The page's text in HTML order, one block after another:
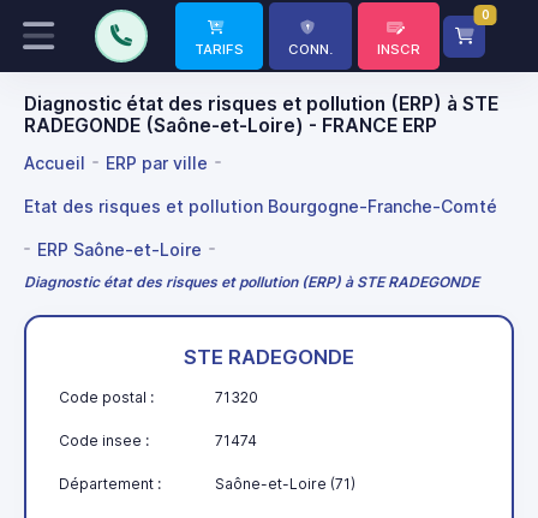
TARIFS CONN. INSCR
0
Diagnostic état des risques et pollution (ERP) à STE
RADEGONDE (Saône-et-Loire) - FRANCE ERP
Accueil ERP par ville
Etat des risques et pollution Bourgogne-Franche-Comté
ERP Saône-et-Loire
Diagnostic état des risques et pollution (ERP) à STE RADEGONDE
STE RADEGONDE
Code postal : 71320
Code insee : 71474
Département : Saône-et-Loire (71)